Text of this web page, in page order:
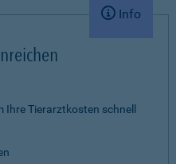
Info
Ihre Tierarztkosten schnell